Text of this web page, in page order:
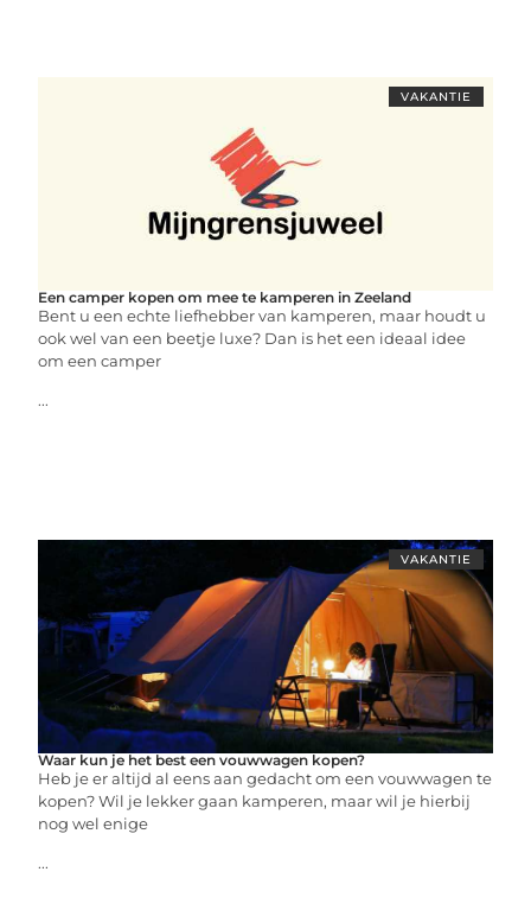
VAKANTIE
Een camper kopen om mee te kamperen in Zeeland
Bent u een echte liefhebber van kamperen, maar houdt u
ook wel van een beetje luxe? Dan is het een ideaal idee
om een camper
...
VAKANTIE
Waar kun je het best een vouwwagen kopen?
Heb je er altijd al eens aan gedacht om een vouwwagen te
kopen? Wil je lekker gaan kamperen, maar wil je hierbij
nog wel enige
...